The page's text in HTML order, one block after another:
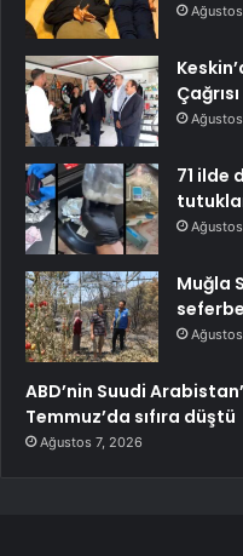
Çağrısı
71 ilde
Muğla
ABD’nin Suudi
Temmuz’da sıfıra düştü
Ağustos 7, 2026